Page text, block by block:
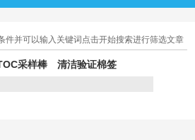
件并可以输入关键词点击开始搜索进行筛选文章
采样棒 清洁验证棉签